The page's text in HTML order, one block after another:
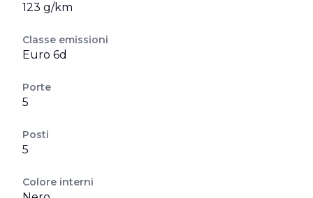
123 g/km
Classe emissioni
Euro 6d
Porte
5
Posti
5
Colore interni